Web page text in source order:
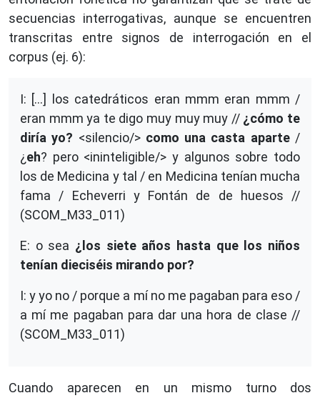
secuencias interrogativas, aunque se encuentren
transcritas entre signos de interrogación en el
corpus (ej. 6):
I: […] los catedráticos eran mmm eran mmm /
eran mmm ya te digo muy muy muy // ¿cómo te
diría yo? <silencio/> como una casta aparte/
¿eh? pero <ininteligible/> y algunos sobre todo
los de Medicina y tal / en Medicina tenían mucha
fama / Echeverri y Fontán de de huesos //
(SCOM_M33_011)
E: o sea ¿los siete años hasta que los niños
tenían dieciséis mirando por?
I: y yo no / porque a mí no me pagaban para eso /
a mí me pagaban para dar una hora de clase //
(SCOM_M33_011)
Cuando aparecen en un mismo turno dos